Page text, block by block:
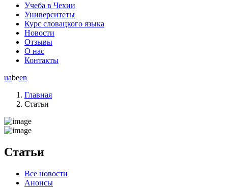
Учеба в Чехии
Университеты
Курс словацкого языка
Новости
Отзывы
О нас
Контакты
uabeen
Главная
Статьи
Статьи
Все новости
Анонсы